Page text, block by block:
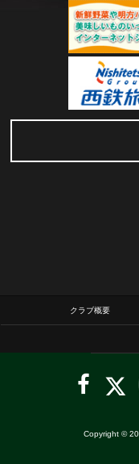
クラブ概要
Copyright ©